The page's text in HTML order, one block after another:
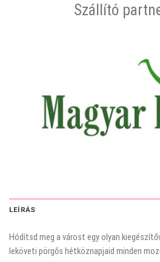
Szállító
LEÍRÁS
Hódítsd meg a várost egy olyan
leköveti pörgős hétköznapjaid minden